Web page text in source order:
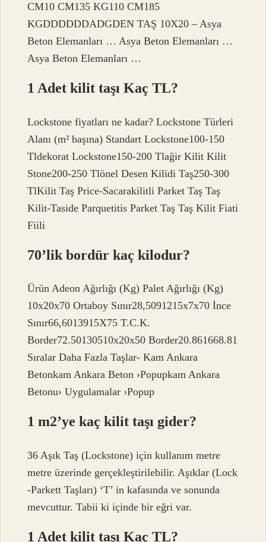
CM10 CM135 KG110 CM185
KGDDDDDDADGDEN TAŞ 10X20 – Asya
Beton Elemanları … Asya Beton Elemanları …
Asya Beton Elemanları …
1 Adet kilit taşı Kaç TL?
Lockstone fiyatları ne kadar? Lockstone Türleri
Alanı (m² başına) Standart Lockstone100-150
Tldekorat Lockstone150-200 Tlağir Kilit Kilit
Stone200-250 Tlönel Desen Kilidi Taş250-300
TlKilit Taş Price-Sacarakilitli Parket Taş Taş
Kilit-Taside Parquetitis Parket Taş Taş Kilit Fiati
Fiili
70’lik bordür kaç kilodur?
Ürün Adeon Ağırlığı (Kg) Palet Ağırlığı (Kg)
10x20x70 Ortaboy Sınır28,5091215x7x70 İnce
Sınır66,6013915X75 T.C.K.
Border72.50130510x20x50 Border20.861668.81
Sıralar Daha Fazla Taşlar- Kam Ankara
Betonkam Ankara Beton ›Popupkam Ankara
Betonu› Uygulamalar ›Popup
1 m2’ye kaç kilit taşı gider?
36 Aşık Taş (Lockstone) için kullanım metre
metre üzerinde gerçekleştirilebilir. Aşıklar (Lock
-Parkett Taşları) ‘T’ in kafasında ve sonunda
mevcuttur. Tabii ki içinde bir eğri var.
1 Adet kilit taşı Kaç TL?